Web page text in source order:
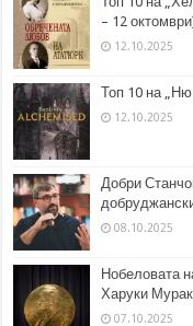
– 12
12.10.2025
Топ 10 на
12.10.2025
Добри
08.10.2025
Нобеловата
Харуки
07.10.2025